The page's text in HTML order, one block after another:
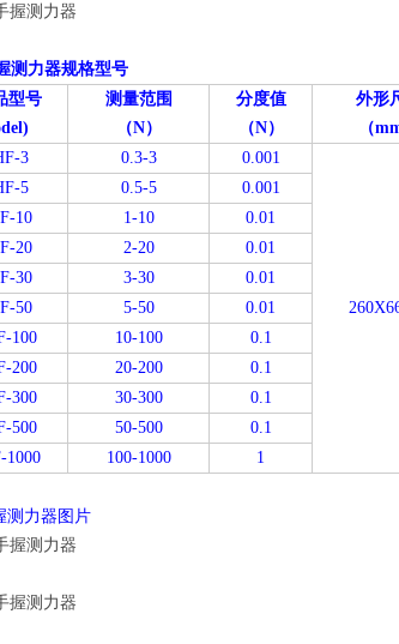
测力器规格型号
型号
测量范围
（N）
分度值
（N）
外形
（
3
0.3-3 0.001
5 0.5-5
0.001
10
1-10
0.01
20
2-20
0.01
30
3-30
0.01
50
5-50
0.01
100
10-100
0.1
200
20-200
0.1
300
30-300
0.1
500
50-500
0.1
1000
100-1000 1
测力器图片